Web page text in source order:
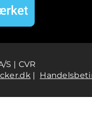
S | CVR
|